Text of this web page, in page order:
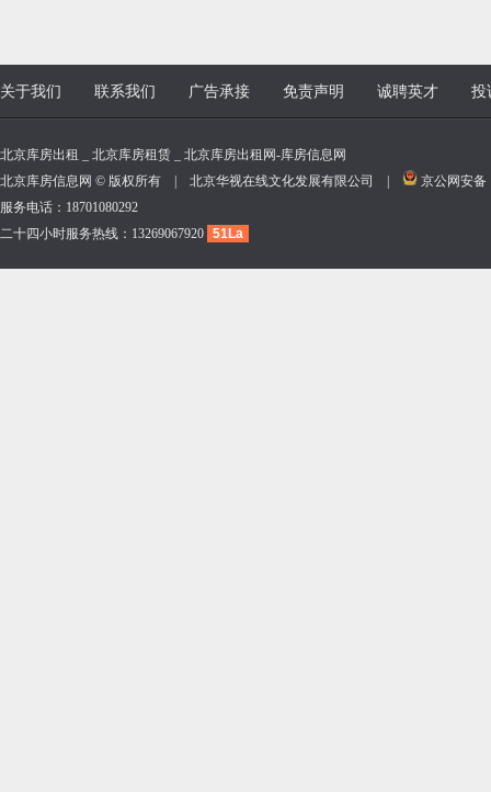
关于我们 联系我们 广告承接 免责声明 诚聘英才 投
北京库房出租 _ 北京库房租赁 _ 北京库房出租网-库房信息网
北京库房信息网 © 版权所有 | 北京华视在线文化发展有限公司 |
京公网安备
服务电话：18701080292
二十四小时服务热线：13269067920 51La